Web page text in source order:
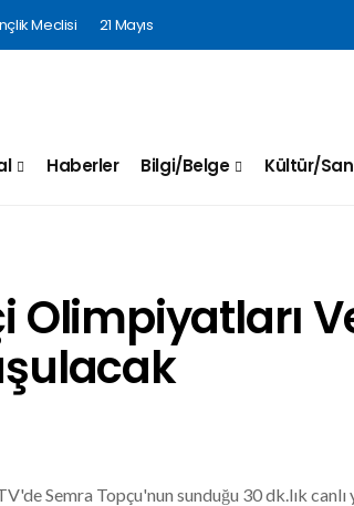
Meclisi 21 Mayıs
Haberler Bilgi/Belge Kültür/
Olimpiyatları
Semra Topçu'nun sunduğu 30 dk.lık canlı